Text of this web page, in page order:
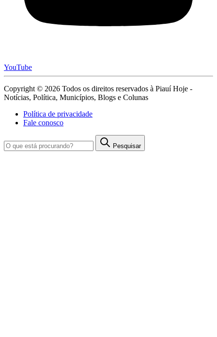
YouTube
Copyright © 2026 Todos os direitos reservados à Piauí Hoje -
Notícias, Política, Municípios, Blogs e Colunas
Política de privacidade
Fale conosco
Pesquisar